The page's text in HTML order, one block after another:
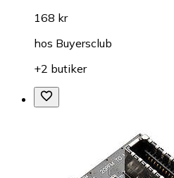
168 kr
hos Buyersclub
+2 butiker